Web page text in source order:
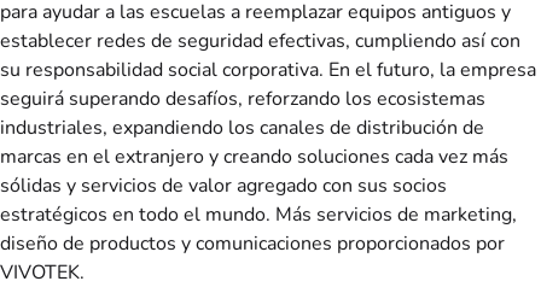
para ayudar a las escuelas a reemplazar equipos antiguos y
establecer redes de seguridad efectivas, cumpliendo así con
su responsabilidad social corporativa. En el futuro, la empresa
seguirá superando desafíos, reforzando los ecosistemas
industriales, expandiendo los canales de distribución de
marcas en el extranjero y creando soluciones cada vez más
sólidas y servicios de valor agregado con sus socios
estratégicos en todo el mundo. Más servicios de marketing,
diseño de productos y comunicaciones proporcionados por
VIVOTEK.